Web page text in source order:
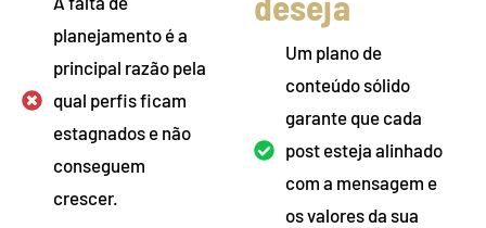
planejamento é a
principal razão pela
qual perfis ficam
estagnados e não
conseguem
crescer.
Um plano de
conteúdo sólido
garante que cada
post esteja alinhado
com a mensagem e
os valores da sua